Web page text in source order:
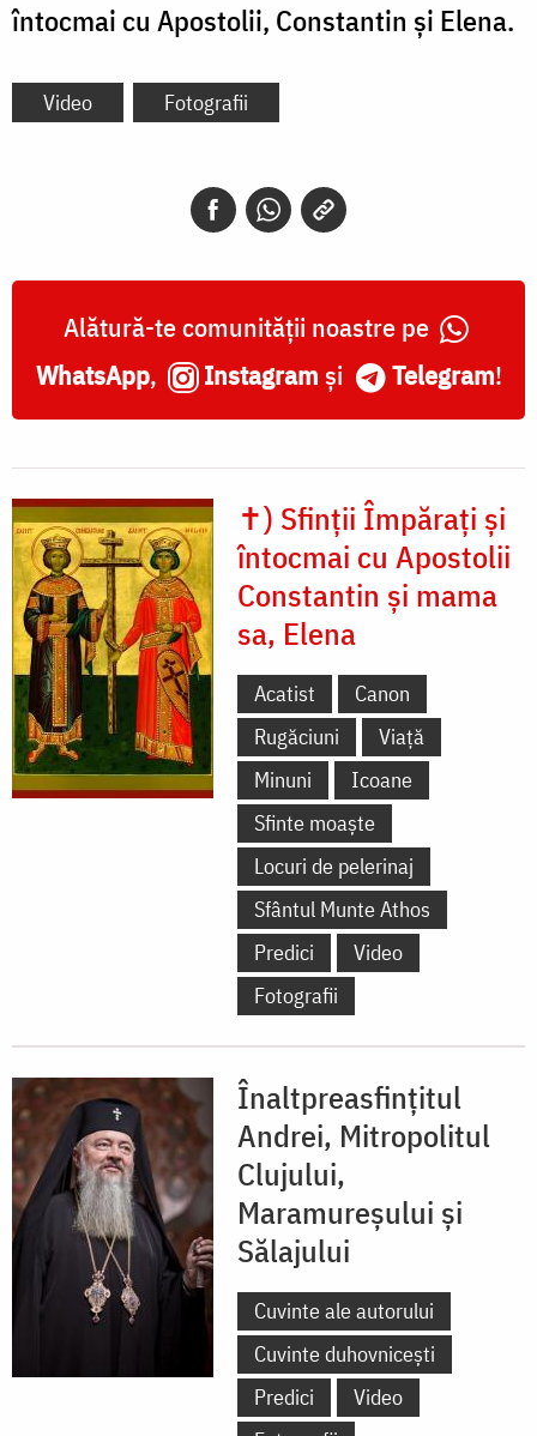
întocmai cu Apostolii, Constantin și Elena.
Video Fotografii
Alătură-te comunității noastre pe
WhatsApp, Instagram și Telegram!
✝) Sfinții Împărați și
întocmai cu Apostolii
Constantin și mama
sa, Elena
Acatist
Canon
Rugăciuni
Viață
Minuni
Icoane
Sfinte moaște
Locuri de pelerinaj
Sfântul Munte Athos
Predici
Video
Fotografii
Înaltpreasfințitul
Andrei, Mitropolitul
Clujului,
Maramureșului și
Sălajului
Cuvinte ale autorului
Cuvinte duhovnicești
Predici
Video